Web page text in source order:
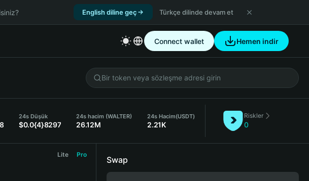
English diline geç Türkçe dilinde devam et
Connect wallet Hemen indir
24s Düşük
$0.0{4}8297
24s hacim (WALTER)
26.12M
24s Hacim(USDT)
2.21K
Riskler
0
Lite Pro
Swap